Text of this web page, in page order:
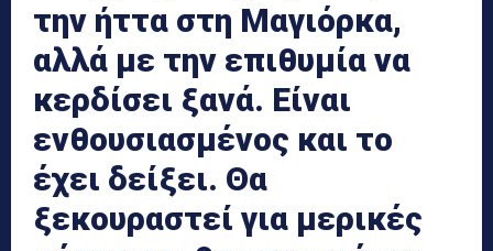
την ήττα στη Μαγιόρκα,
αλλά με την επιθυμία να
κερδίσει ξανά. Είναι
ενθουσιασμένος και το
έχει δείξει. Θα
ξεκουραστεί για μερικές